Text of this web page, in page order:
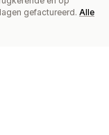
gefactureerd. Alle